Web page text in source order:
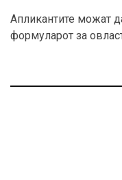
Апликантите можат
формуларот за